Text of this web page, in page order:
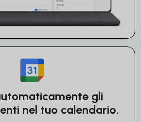
gli
nel tuo calendario.